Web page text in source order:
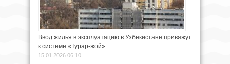
Ввод жилья в эксплуатацию в Узбекистане привяжут
к системе «Турар-жой»
15.01.2026 06:10